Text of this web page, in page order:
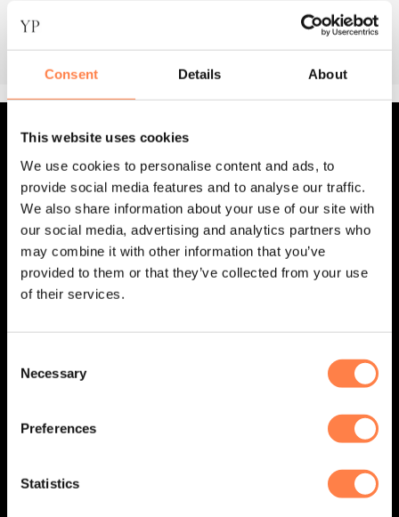
Consent Details About
This website uses cookies
We use cookies to personalise content and ads, to
provide social media features and to analyse our traffic.
We also share information about your use of our site with
our social media, advertising and analytics partners who
may combine it with other information that you’ve
provided to them or that they’ve collected from your use
of their services.
Selection
Necessary
Preferences
Statistics
OVER YOGA-PILATESSHOP
Jouw go-to webshop voor hoogwaardige yoga- en
pilatesproducten! Omdat wij zelf groot fan zijn van yoga en
pilates, hebben we jaren geleden deze webshop opgericht
– met liefde voor de practice en oog voor kwaliteit.